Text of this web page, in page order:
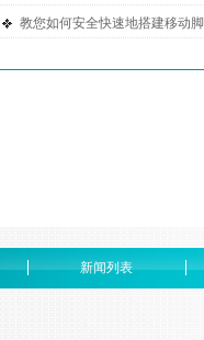
教您如何安全快速地搭建移动
新闻列表